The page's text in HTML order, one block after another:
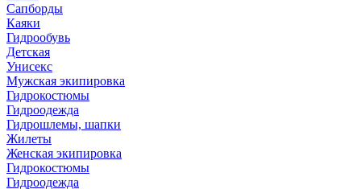
Сапборды
Каяки
Гидрообувь
Детская
Унисекс
Мужская экипировка
Гидрокостюмы
Гидроодежда
Гидрошлемы, шапки
Жилеты
Женская экипировка
Гидрокостюмы
Гидроодежда